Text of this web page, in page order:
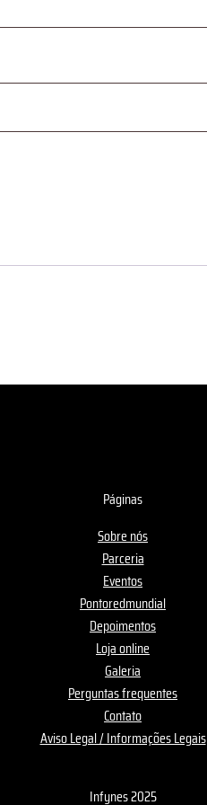
Páginas
Sobre nós
Parceria
Eventos
Pontoredmundial
Depoimentos
Loja online
Galeria
Perguntas frequentes
Contato
Aviso Legal / Informações Legais
Infynes 2025